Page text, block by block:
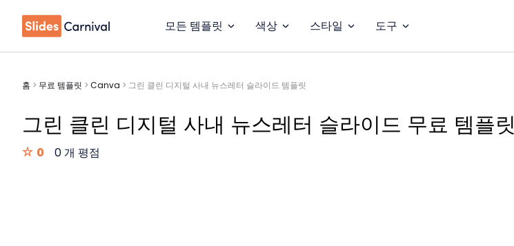
모든 템플릿 색상 스타일 도구
홈 > 무료 템플릿 > Canva > 그린 클린 디지털 사내 뉴스레터 슬라이드 템플릿
그린 클린 디지털 사내 뉴스레터 슬라이드 무료 템플릿
0 0 개 평점